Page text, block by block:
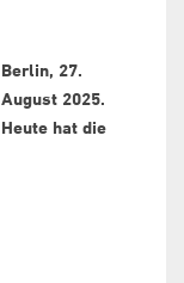
Berlin, 27.
August 2025.
Heute hat die